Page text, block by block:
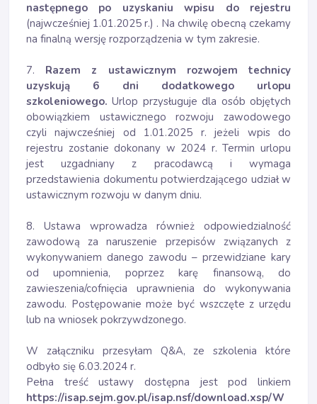
następnego po uzyskaniu wpisu do rejestru
(najwcześniej 1.01.2025 r.) . Na chwilę obecną czekamy
na finalną wersję rozporządzenia w tym zakresie.
7. Razem z ustawicznym rozwojem technicy
uzyskują 6 dni dodatkowego urlopu
szkoleniowego. Urlop przysługuje dla osób objętych
obowiązkiem ustawicznego rozwoju zawodowego
czyli najwcześniej od 1.01.2025 r. jeżeli wpis do
rejestru zostanie dokonany w 2024 r. Termin urlopu
jest uzgadniany z pracodawcą i wymaga
przedstawienia dokumentu potwierdzającego udział w
ustawicznym rozwoju w danym dniu.
8. Ustawa wprowadza również odpowiedzialność
zawodową za naruszenie przepisów związanych z
wykonywaniem danego zawodu – przewidziane kary
od upomnienia, poprzez karę finansową, do
zawieszenia/cofnięcia uprawnienia do wykonywania
zawodu. Postępowanie może być wszczęte z urzędu
lub na wniosek pokrzywdzonego.
W załączniku przesyłam Q&A, ze szkolenia które
odbyło się 6.03.2024 r.
Pełna treść ustawy dostępna jest pod linkiem
https://isap.sejm.gov.pl/isap.nsf/download.xsp/W